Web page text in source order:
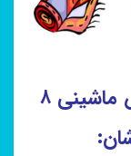
عوامل موثر روی قیمت فرش ماشینی ۸